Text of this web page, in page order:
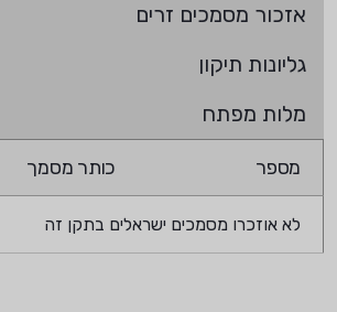
אזכור מסמכים זרים
גליונות תיקון
מלות מפתח
מספר כותר מסמך
לא אוזכרו מסמכים ישראלים בתקן זה